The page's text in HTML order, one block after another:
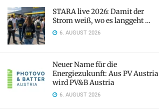
STARA live 2026: Damit der
Strom weiß, wo es langgeht …
6. AUGUST 2026
Neuer Name für die
Energiezukunft: Aus PV Austria
wird PV&B Austria
6. AUGUST 2026